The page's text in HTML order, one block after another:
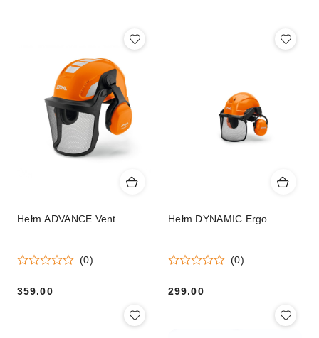
Hełm ADVANCE Vent
(0)
359.00
Hełm DYNAMIC Ergo
(0)
299.00